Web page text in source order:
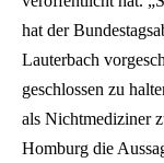
hat der
Lauterbach
geschlossen zu
als Nichtmediziner
Homburg die